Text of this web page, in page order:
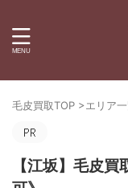
毛皮買取TOP >エリア
【江坂】毛皮